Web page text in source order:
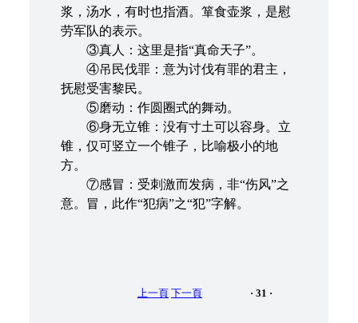
浆，汤水，有时也指酒。箪食壶浆，是慰
劳军队的表示。
③真人：这里是指“真命天子”。
④吊民伐罪：意为讨伐有罪的君主，
抚慰受害黎民。
⑤磨动：作圆圈式的舞动。
⑥身无立锥：没有寸土可以容身。立
锥，仅可竖立一个锥子，比喻极小的地
方。
⑦感冒：受刺激而发病，非“伤风”之
意。冒，此作“犯病”之“犯”字解。
上一頁 下一頁 · 31 ·